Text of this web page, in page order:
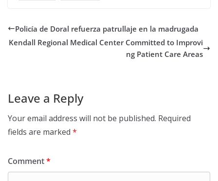
Policía de Doral refuerza patrullaje en la madrugada
Kendall Regional Medical Center Committed to Improvi
ng Patient Care Areas
Leave a Reply
Your email address will not be published. Required
fields are marked *
Comment*